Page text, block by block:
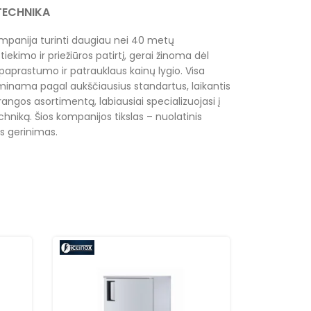
turinti daugiau nei 40 metų
ir priežiūros patirtį, gerai žinoma dėl
ir patrauklaus kainų lygio. Visa
pagal aukščiausius standartus, laikantis
asortimentą, labiausiai specializuojasi į
Šios kompanijos tikslas – nuolatinis
gerinimas.